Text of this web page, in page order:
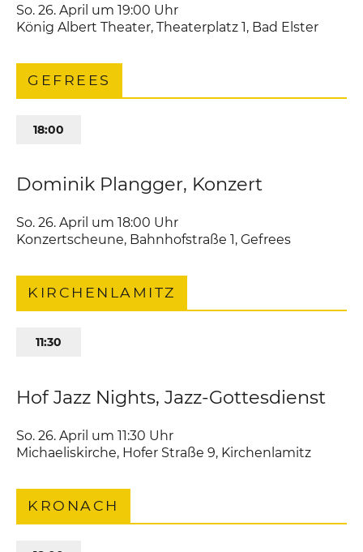
So. 26. April um 19:00 Uhr
König Albert Theater,Theaterplatz 1 Bad Elster
GEFREES
18:00
Dominik Plangger, Konzert
So. 26. April um 18:00 Uhr
Konzertscheune, Bahnhofstraße 1 Gefrees
KIRCHENLAMITZ
11:30
Hof Jazz Nights, Jazz-Gottesdienst
So. 26. April um 11:30 Uhr
Michaeliskirche, Hofer Straße 9 Kirchenlamitz
KRONACH